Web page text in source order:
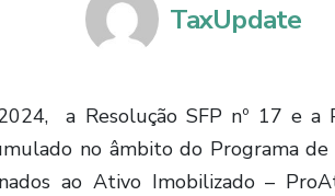
TaxUpdate
a Resolução SFP nº 17 e
no âmbito do Programa
ao Ativo Imobilizado –